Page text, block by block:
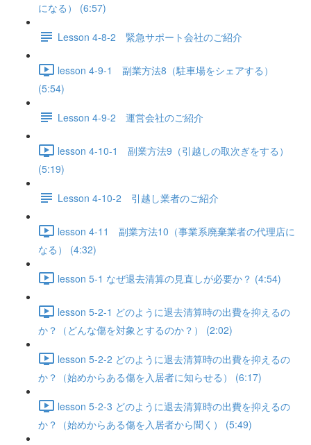
になる） (6:57)
Lesson 4-8-2 緊急サポート会社のご紹介
lesson 4-9-1 副業方法8（駐車場をシェアする）
(5:54)
Lesson 4-9-2 運営会社のご紹介
lesson 4-10-1 副業方法9（引越しの取次ぎをする）
(5:19)
Lesson 4-10-2 引越し業者のご紹介
lesson 4-11 副業方法10（事業系廃棄業者の代理店に
なる） (4:32)
lesson 5-1 なぜ退去清算の見直しが必要か？ (4:54)
lesson 5-2-1 どのように退去清算時の出費を抑えるの
か？（どんな傷を対象とするのか？） (2:02)
lesson 5-2-2 どのように退去清算時の出費を抑えるの
か？（始めからある傷を入居者に知らせる） (6:17)
lesson 5-2-3 どのように退去清算時の出費を抑えるの
か？（始めからある傷を入居者から聞く） (5:49)